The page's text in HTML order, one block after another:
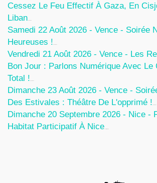
Cessez Le Feu Effectif À Gaza, En
Liban
Samedi 22 Août 2026 - Vence - Soirée
Heureuses !
Vendredi 21 Août 2026 - Vence - Les
Bon Jour : Parlons Numérique Avec Le
Total !
Dimanche 23 Août 2026 - Vence -
Des Estivales : Théâtre De L'opprimé !
Dimanche 20 Septembre 2026 - Nice -
Habitat Participatif À Nice